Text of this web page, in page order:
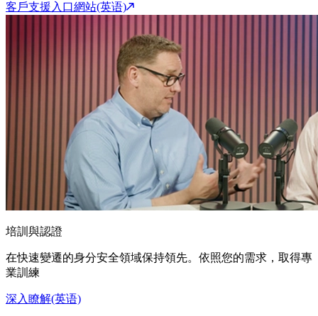
客戶支援入口網站(英语)
培訓與認證
在快速變遷的身分安全領域保持領先。依照您的需求，取得專
業訓練
深入瞭解(英语)